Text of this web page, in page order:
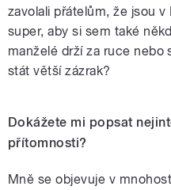
zavolali přátelům, že jsou
super, aby si sem také
manželé drží za ruce nebo
stát větší zázrak?
Dokážete mi popsat
přítomnosti?
Mně se objevuje v